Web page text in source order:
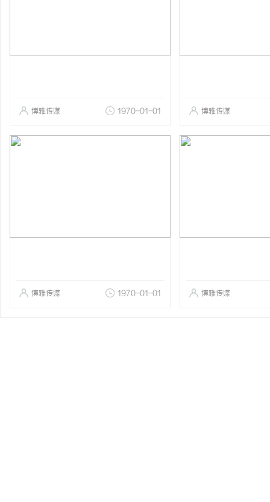
博雅传媒 1970-01-01 博雅传媒
博雅传媒 1970-01-01 博雅传媒